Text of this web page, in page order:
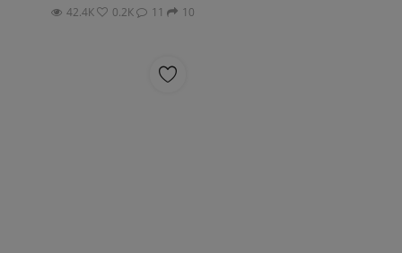
42.4К 0.2К 11 10